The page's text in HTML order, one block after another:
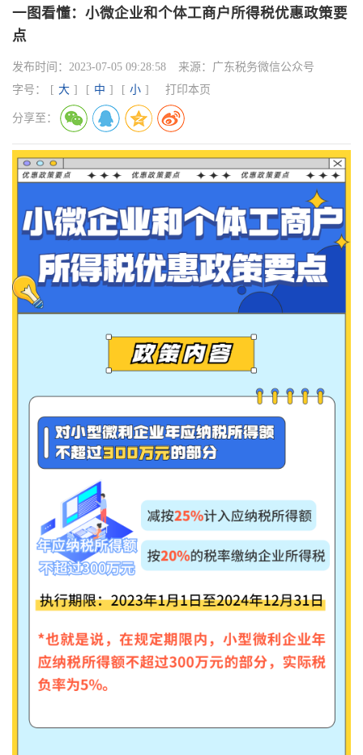
一图看懂：小微企业和个体工商户所得税优惠政策要
点
发布时间： 2023-07-05 09:28:58 来源： 广东税务微信公众号
字号：
[ 大 ] [ 中 ] [ 小 ] 打印本页
分享至：